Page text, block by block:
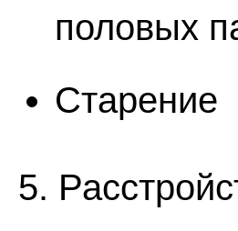
половых
Старение
5.